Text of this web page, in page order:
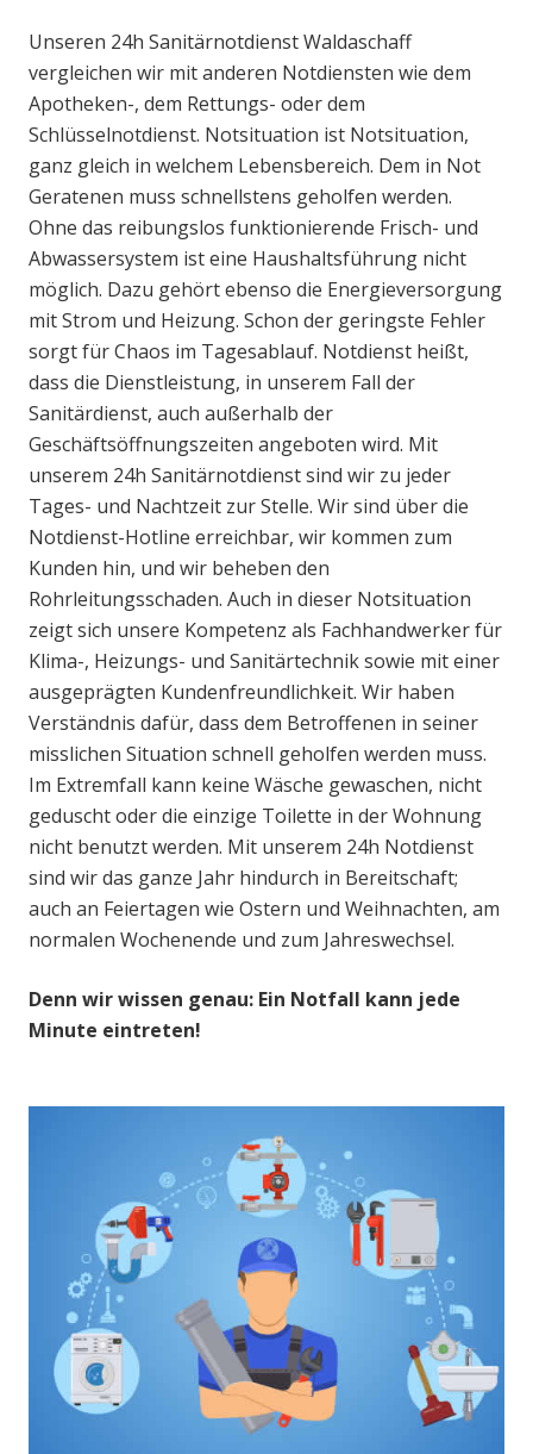
Unseren 24h Sanitärnotdienst Waldaschaff
vergleichen wir mit anderen Notdiensten wie dem
Apotheken-, dem Rettungs- oder dem
Schlüsselnotdienst. Notsituation ist Notsituation,
ganz gleich in welchem Lebensbereich. Dem in Not
Geratenen muss schnellstens geholfen werden.
Ohne das reibungslos funktionierende Frisch- und
Abwassersystem ist eine Haushaltsführung nicht
möglich. Dazu gehört ebenso die Energieversorgung
mit Strom und Heizung. Schon der geringste Fehler
sorgt für Chaos im Tagesablauf. Notdienst heißt,
dass die Dienstleistung, in unserem Fall der
Sanitärdienst, auch außerhalb der
Geschäftsöffnungszeiten angeboten wird. Mit
unserem 24h Sanitärnotdienst sind wir zu jeder
Tages- und Nachtzeit zur Stelle. Wir sind über die
Notdienst-Hotline erreichbar, wir kommen zum
Kunden hin, und wir beheben den
Rohrleitungsschaden. Auch in dieser Notsituation
zeigt sich unsere Kompetenz als Fachhandwerker für
Klima-, Heizungs- und Sanitärtechnik sowie mit einer
ausgeprägten Kundenfreundlichkeit. Wir haben
Verständnis dafür, dass dem Betroffenen in seiner
misslichen Situation schnell geholfen werden muss.
Im Extremfall kann keine Wäsche gewaschen, nicht
geduscht oder die einzige Toilette in der Wohnung
nicht benutzt werden. Mit unserem 24h Notdienst
sind wir das ganze Jahr hindurch in Bereitschaft;
auch an Feiertagen wie Ostern und Weihnachten, am
normalen Wochenende und zum Jahreswechsel.
Denn wir wissen genau: Ein Notfall kann jede
Minute eintreten!